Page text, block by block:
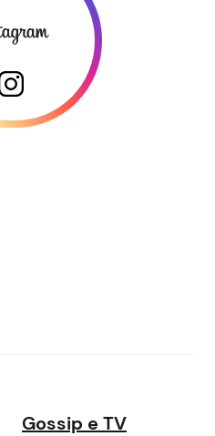
Gossip e TV